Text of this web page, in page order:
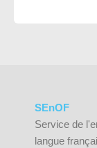
SEnOF
Service de
langue